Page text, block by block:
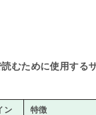
むために使用する
ン
特徴